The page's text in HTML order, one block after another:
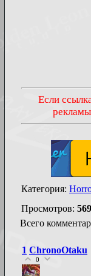
Если
Категория:
Просмотров:
Всего
1 ChronoOtaku
0